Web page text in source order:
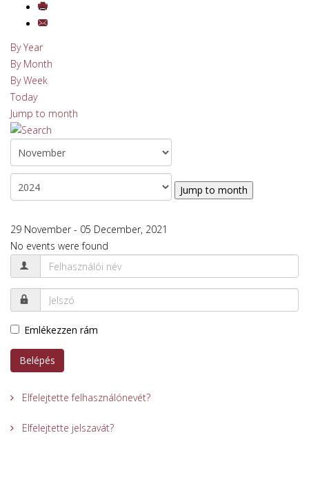
By Year
By Month
By Week
Today
Jump to month
Jump to month
29 November - 05 December, 2021
No events were found
Emlékezzen rám
Belépés
Elfelejtette felhasználónevét?
Elfelejtette jelszavát?